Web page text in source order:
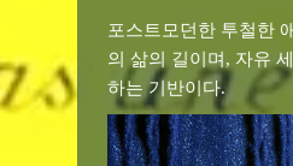
포스트모던한 투철한
의 삶의 길이며, 자유
하는 기반이다.